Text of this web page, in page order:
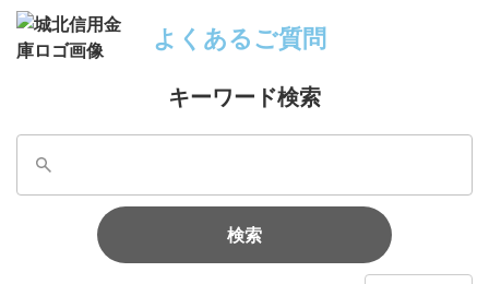
よくあるご質問
キーワード検索
検索